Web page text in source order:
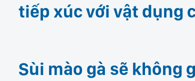
tiếp xúc với vật dụng
Sùi mào gà sẽ không